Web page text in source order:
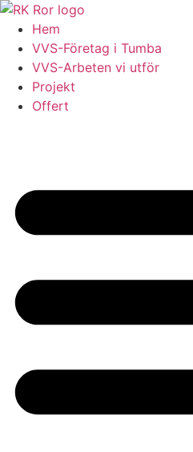
Skip
content
Hem
VVS-Företag i Tumba
VVS-Arbeten vi utför
Projekt
Offert